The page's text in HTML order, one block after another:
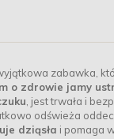
zabawka,
o zdrowie jamy
, jest trwała i
odświeża
dziąsła i pomaga